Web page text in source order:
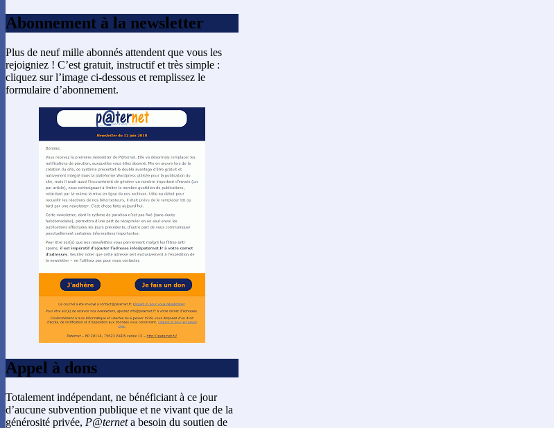
Abonnement à la newsletter
Plus de neuf mille abonnés attendent que vous les
rejoigniez ! C’est gratuit, instructif et très simple :
cliquez sur l’image ci-dessous et remplissez le
formulaire d’abonnement.
Appel à dons
Totalement indépendant, ne bénéficiant à ce jour
d’aucune subvention publique et ne vivant que de la
générosité privée, P@terneta besoin du soutien de